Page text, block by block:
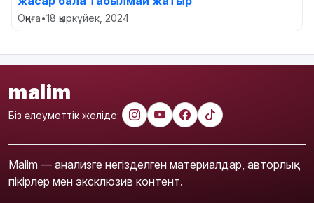
Оқиға•18 қыркүйек, 2024
malim
Біз әлеуметтік желіде:
Malim — анализге негізделген материалдар, авторлық
пікірлер мен эксклюзив контент.